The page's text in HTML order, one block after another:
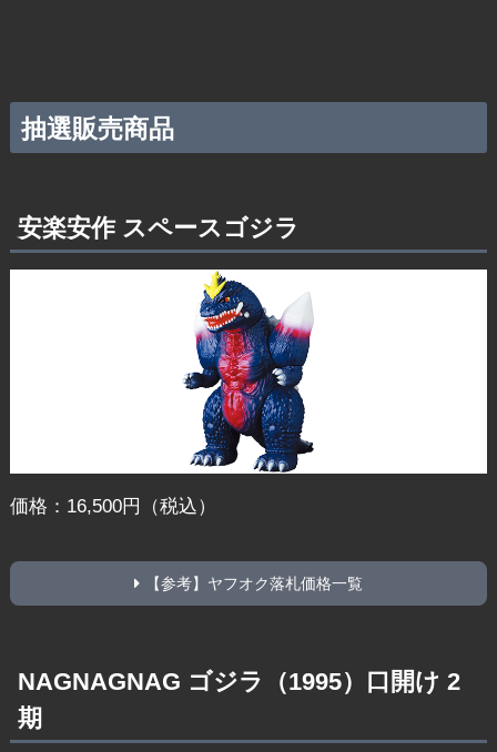
抽選販売商品
安楽安作 スペースゴジラ
価格：16,500円（税込）
【参考】ヤフオク落札価格一覧
NAGNAGNAG ゴジラ（1995）口開け 2
期